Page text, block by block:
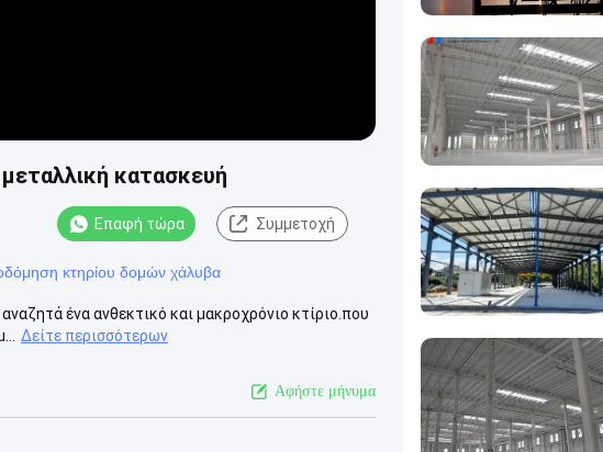
κατασκευή
Επαφή τώρα Συμμετοχή
κτηρίου δομών χάλυβα
ένα ανθεκτικό και μακροχρόνιο κτίριο.που
Δείτε περισσότερων
Αφήστε μήνυμα